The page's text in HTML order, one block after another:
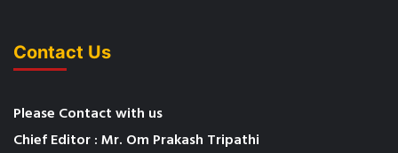
Contact Us
Please Contact with us
Chief Editor : Mr. Om Prakash Tripathi